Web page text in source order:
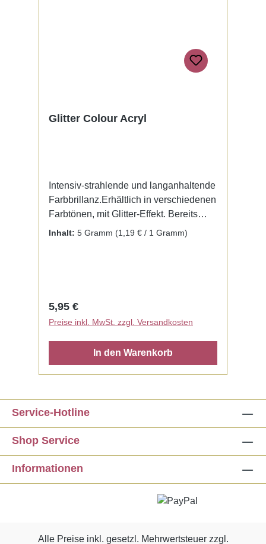
Glitter Colour Acryl
Intensiv-strahlende und langanhaltende
Farbbrillanz.Erhältlich in verschiedenen
Farbtönen, mit Glitter-Effekt. Bereits
fertig zur Benutzung mit Liquid. Kein
Inhalt: 5 Gramm (1,19 € / 1 Gramm)
Regulärer Preis:
5,95 €
Preise inkl. MwSt. zzgl. Versandkosten
In den Warenkorb
Service-Hotline
Shop Service
Informationen
Alle Preise inkl. gesetzl. Mehrwertsteuer zzgl.